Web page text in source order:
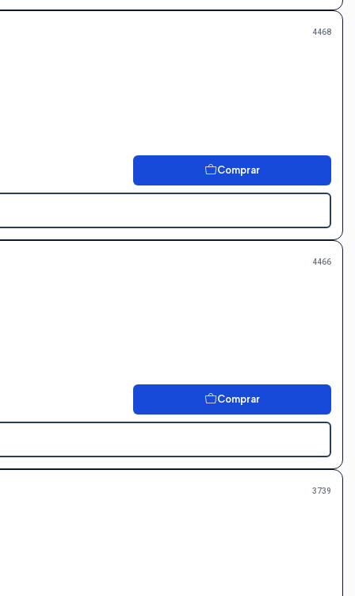
4468
Comprar
4466
Comprar
3739